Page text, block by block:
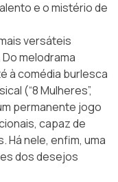
e o mistério de
versáteis
melodrama
à comédia burlesca
(“8 Mulheres”,
permanente jogo
capaz de
Há nele, enfim, uma
dos desejos